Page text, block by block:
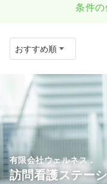
条件
有限会社ウェルネス．
訪問看護ステー